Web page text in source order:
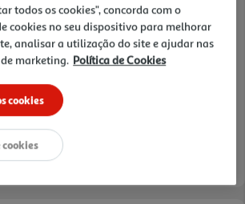
todos os cookies", concorda com o
cookies no seu dispositivo para melhorar
analisar a utilização do site e ajudar nas
marketing. Política de Cookies
cookies
cookies